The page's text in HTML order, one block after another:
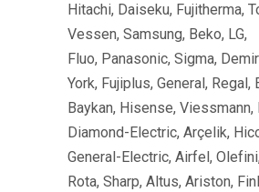
Hitachi, Daiseku, Fujitherma,
Vessen, Samsung, Beko, LG,
Fluo, Panasonic, Sigma,
York, Fujiplus, General, Regal,
Baykan, Hisense,
Diamond-Electric, Arçelik,
General-Electric, Airfel,
Rota, Sharp, Altus, Ariston,